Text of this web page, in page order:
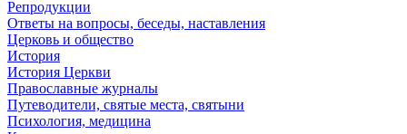
Репродукции
Ответы на вопросы, беседы, наставления
Церковь и общество
История
История Церкви
Православные журналы
Путеводители, святые места, святыни
Психология, медицина